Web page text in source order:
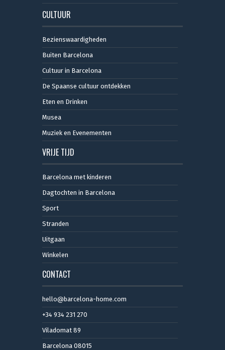
CULTUUR
Bezienswaardigheden
Buiten Barcelona
Cultuur in Barcelona
De Spaanse cultuur ontdekken
Eten en Drinken
Musea
Muziek en Evenementen
VRIJE TIJD
Barcelona met kinderen
Dagtochten in Barcelona
Sport
Stranden
Uitgaan
Winkelen
CONTACT
hello@barcelona-home.com
+34 934 231 270
Viladomat 89
Barcelona 08015